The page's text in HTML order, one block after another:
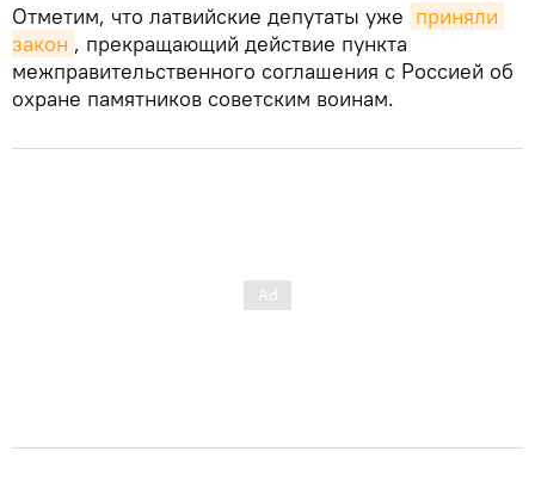
Отметим, что латвийские депутаты уже приняли
закон , прекращающий действие пункта
межправительственного соглашения с Россией об
охране памятников советским воинам.